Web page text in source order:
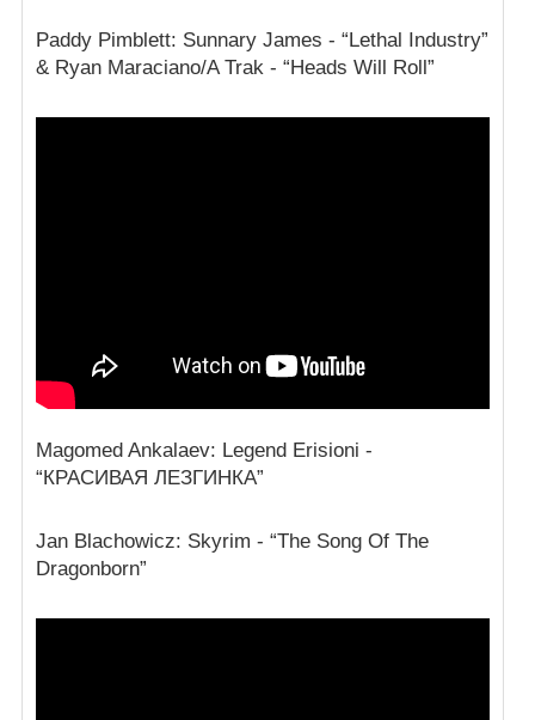
Paddy Pimblett: Sunnary James - “Lethal Industry”
& Ryan Maraciano/A Trak - “Heads Will Roll”
Magomed Ankalaev: Legend Erisioni -
“КРАСИВАЯ ЛЕЗГИНКА”
Jan Blachowicz: Skyrim - “The Song Of The
Dragonborn”